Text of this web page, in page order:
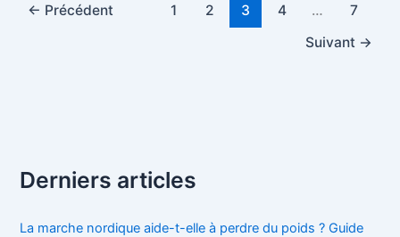
← Précédent 1 2 3 4 …
7
Suivant →
Derniers articles
La marche nordique aide-t-elle à perdre du poids ? Guide